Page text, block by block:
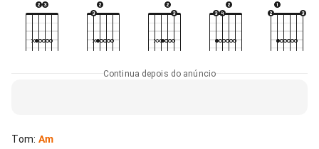
Continua depois do anúncio
Tom: Am